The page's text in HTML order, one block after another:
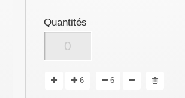
Quantités
6 6